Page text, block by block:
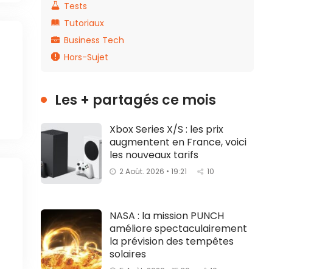
Tests
Tutoriaux
Business Tech
Hors-Sujet
Les + partagés ce mois
Xbox Series X/S : les prix
augmentent en France, voici
les nouveaux tarifs
2 Août. 2026 • 19:21 10
NASA : la mission PUNCH
améliore spectaculairement
la prévision des tempêtes
solaires